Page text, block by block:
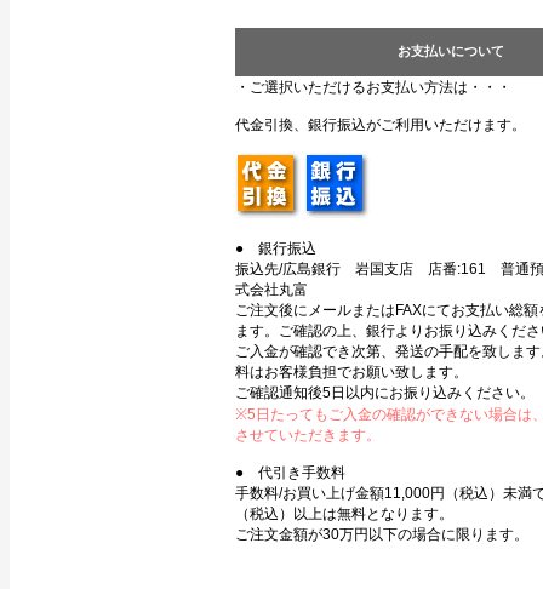
お支払いについて
・ご選択いただけるお支払い方法は・・・
代金引換、銀行振込がご利用いただけます。
● 銀行振込
振込先/広島銀行 岩国支店 店番:161 普通
式会社丸富
ご注文後にメールまたはFAXにてお支払い総
ます。ご確認の上、銀行よりお振り込みくだ
ご入金が確認でき次第、発送の手配を致しま
料はお客様負担でお願い致します。
ご確認通知後5日以内にお振り込みください。
※5日たってもご入金の確認ができない場合は
させていただきます。
● 代引き手数料
手数料/お買い上げ金額11,000円（税込）未満
（税込）以上は無料となります。
ご注文金額が30万円以下の場合に限ります。